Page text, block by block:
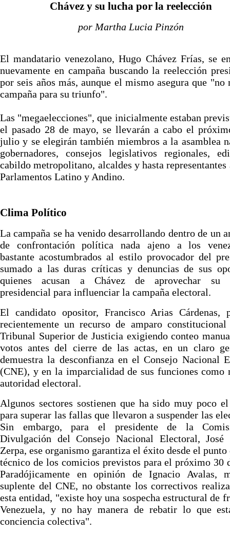
Chávez y su lucha por la reelección
por Martha Lucia Pinzón
El mandatario venezolano, Hugo Chávez Frías, se
nuevamente en campaña buscando la reelección
por seis años más, aunque el mismo asegura que "no
campaña para su triunfo".
Las "megaelecciones", que inicialmente estaban
el pasado 28 de mayo, se llevarán a cabo el
julio y se elegirán también miembros a la asamblea
gobernadores, consejos legislativos regionales,
cabildo metropolitano, alcaldes y hasta representantes
Parlamentos Latino y Andino.
Clima Político
La campaña se ha venido desarrollando dentro de un
de confrontación política nada ajeno a los
bastante acostumbrados al estilo provocador del
sumado a las duras críticas y denuncias de sus
quienes acusan a Chávez de aprovechar su
presidencial para influenciar la campaña electoral.
El candidato opositor, Francisco Arias Cárdenas,
recientemente un recurso de amparo
Tribunal Superior de Justicia exigiendo conteo
votos antes del cierre de las actas, en un claro
demuestra la desconfianza en el Consejo Nacional
(CNE), y en la imparcialidad de sus funciones como
autoridad electoral.
Algunos sectores sostienen que ha sido muy poco
para superar las fallas que llevaron a suspender las
Sin embargo, para el presidente de la
Divulgación del Consejo Nacional Electoral, José
Zerpa, ese organismo garantiza el éxito desde el punto
técnico de los comicios previstos para el próximo 30
Paradójicamente en opinión de Ignacio Avalas,
suplente del CNE, no obstante los correctivos
esta entidad, "existe hoy una sospecha estructural de
Venezuela, y no hay manera de rebatir lo que
conciencia colectiva".